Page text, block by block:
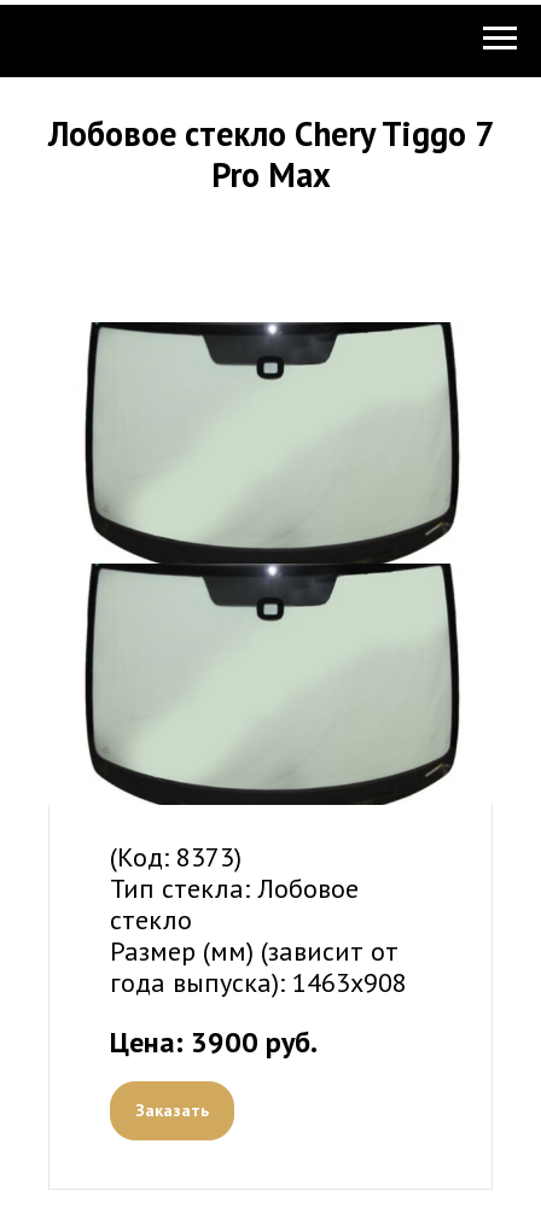
Лобовое стекло Chery Tiggo 7
Pro Max
(Код: 8373)
Тип стекла: Лобовое
стекло
Размер (мм) (зависит от
года выпуска): 1463x908
Цена: 3900 руб.
Заказать